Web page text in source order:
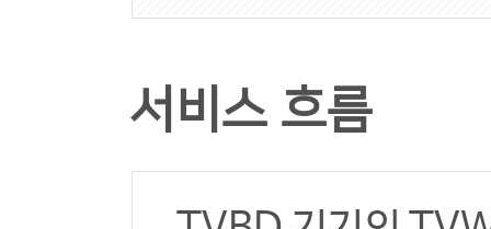
서비스 흐름